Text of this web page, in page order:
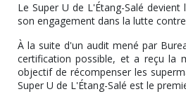
Le Super U de L'Étang-Salé
son engagement dans la lutte
À la suite d'un audit mené par
certification possible, et a reçu la
objectif de récompenser les
Super U de L'Étang-Salé est le